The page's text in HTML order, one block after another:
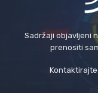
Sadržaji objavljeni
prenositi
Kontaktirajte